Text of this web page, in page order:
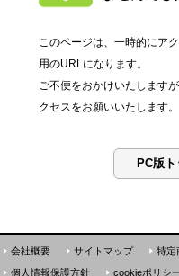
このページは、一時的にア
用のURLになります。
ご不便をおかけいたします
クセスをお願いいたします。
PC版
会社概要 サイトマップ 特定
個人情報保護方針
cookieポリシ